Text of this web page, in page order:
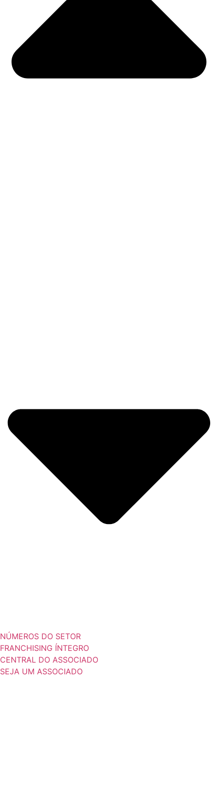
NÚMEROS DO SETOR
FRANCHISING ÍNTEGRO
CENTRAL DO ASSOCIADO
SEJA UM ASSOCIADO